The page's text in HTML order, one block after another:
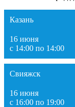
Казань
16 июня
с 14:00 по 14:00
Свияжск
16 июня
с 16:00 по 19:00